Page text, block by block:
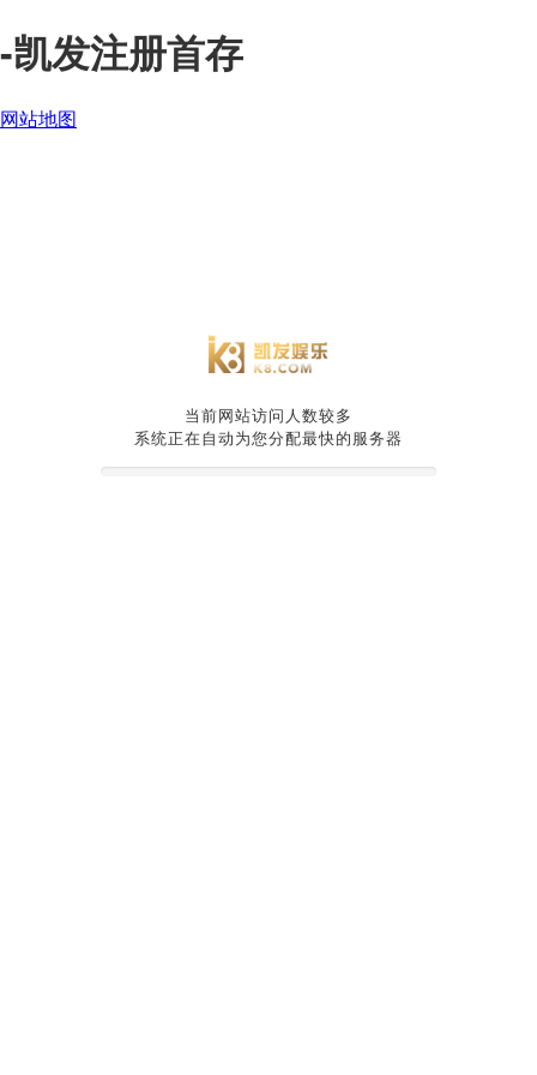
-凯发注册首存
当前网站访问人数较多
系统正在自动为您分配最快的服务器
网站地图